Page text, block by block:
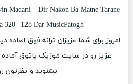
Madani – Dir Nakon Ba Matne Tarane
320 | 128 Dar MusicPatogh
امروز برای شما عزیزان ترانه فوق
عزیز رو در سایت موزیک پاتوق آماده
بشنوید و نظرتون